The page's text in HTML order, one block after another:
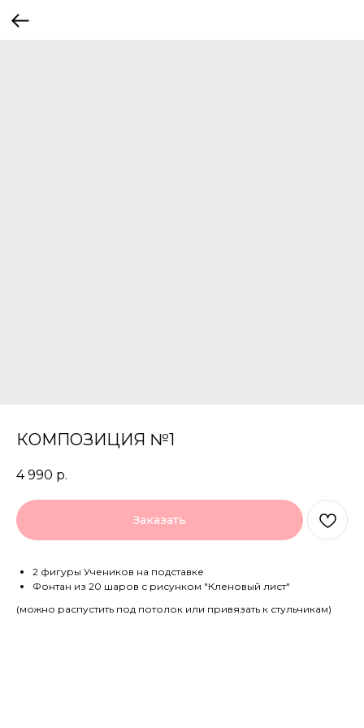
КОМПОЗИЦИЯ №1
4 990 р.
Заказать
2 фигуры Учеников на подставке
Фонтан из 20 шаров с рисунком "Кленовый лист"
(можно распустить под потолок или привязать к стульчикам)